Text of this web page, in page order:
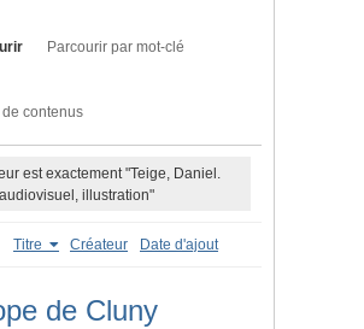
Parcourir par mot-clé
contenus
est exactement "Teige, Daniel.
illustration"
Titre Créateur Date d'ajout
de Cluny